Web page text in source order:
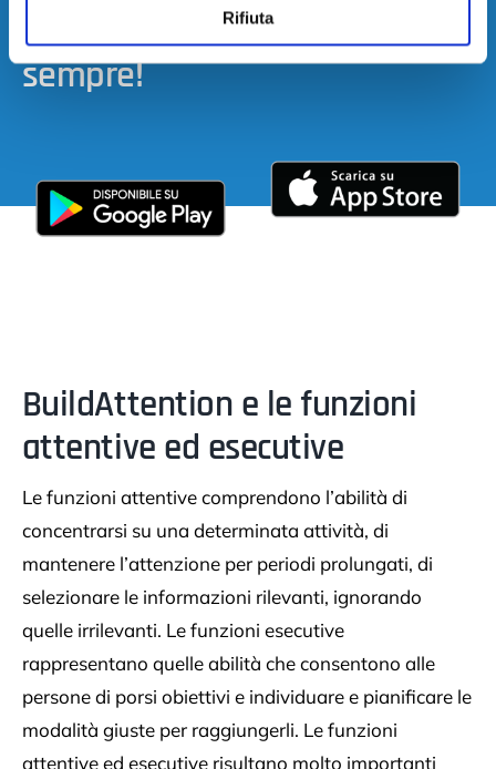
Rifiuta
scaricala a soli 39,98€ e per
sempre!
BuildAttention e le funzioni
attentive ed esecutive
Le funzioni attentive comprendono l’abilità di
concentrarsi su una determinata attività, di
mantenere l’attenzione per periodi prolungati, di
selezionare le informazioni rilevanti, ignorando
quelle irrilevanti. Le funzioni esecutive
rappresentano quelle abilità che consentono alle
persone di porsi obiettivi e individuare e pianificare le
modalità giuste per raggiungerli. Le funzioni
attentive ed esecutive risultano molto importanti